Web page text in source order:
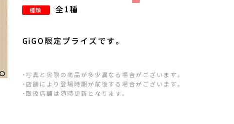
種類 全1種
GiGO限定プライズです。
・写真と実際の商品が多少異なる場合がございます。
・店舗により登場時期が前後する場合がございます。
・取扱店舗は随時更新となります。